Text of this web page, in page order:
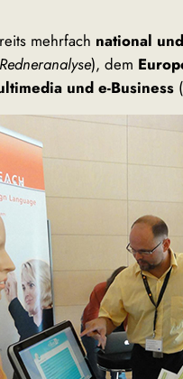
mehrfach national
), dem
und e-Business